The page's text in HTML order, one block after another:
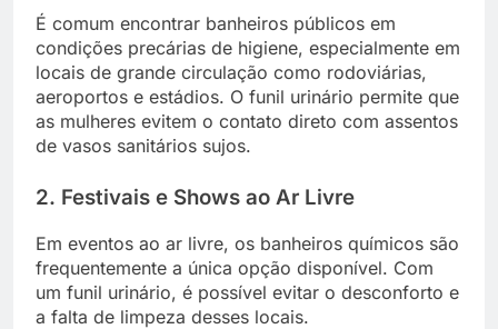
É comum encontrar banheiros públicos em
condições precárias de higiene, especialmente em
locais de grande circulação como rodoviárias,
aeroportos e estádios. O funil urinário permite que
as mulheres evitem o contato direto com assentos
de vasos sanitários sujos.
2. Festivais e Shows ao Ar Livre
Em eventos ao ar livre, os banheiros químicos são
frequentemente a única opção disponível. Com
um funil urinário, é possível evitar o desconforto e
a falta de limpeza desses locais.